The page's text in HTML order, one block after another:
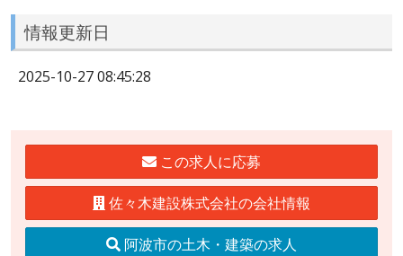
情報更新日
2025-10-27 08:45:28
この求人に応募
佐々木建設株式会社の会社情報
阿波市の土木・建築の求人